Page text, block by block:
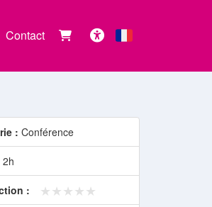
Contact
Français
: Conférence
2h
: ★★★★★
★★★★★